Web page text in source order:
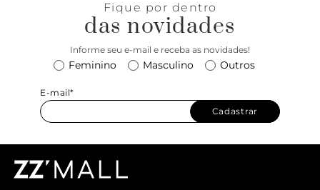
Fique por dentro
das novidades
Informe seu e-mail e receba as novidades!
Feminino Masculino Outros
E-mail*
Cadastrar